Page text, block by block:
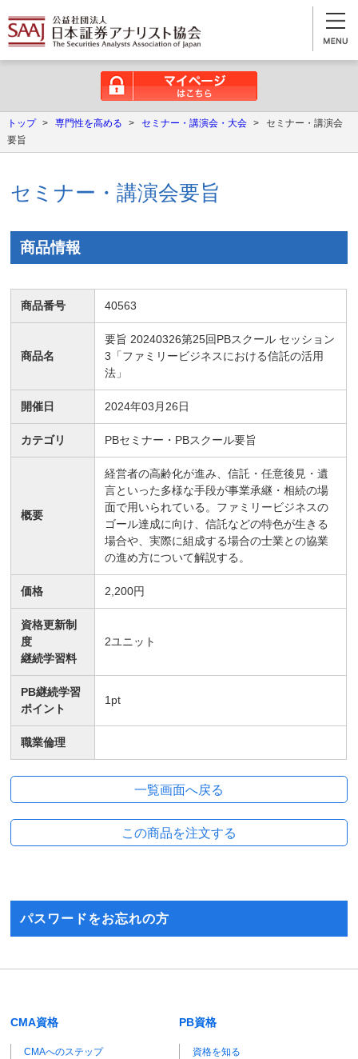
トップ > 専門性を高める > セミナー・講演会・大会 >
セミナー・講演会
要旨
セミナー・講演会要旨
商品情報
商品番号 40563
商品名
要旨 20240326第25回PBスクール セッション
3「ファミリービジネスにおける信託の活用
法」
開催日 2024年03月26日
カテゴリ PBセミナー・PBスクール要旨
概要
経営者の高齢化が進み、信託・任意後見・遺
言といった多様な手段が事業承継・相続の場
面で用いられている。ファミリービジネスの
ゴール達成に向け、信託などの特色が生きる
場合や、実際に組成する場合の士業との協業
の進め方について解説する。
価格 2,200円
資格更新制
度
継続学習料
2ユニット
PB継続学習
ポイント
1 pt
職業倫理
パスワードをお忘れの方
CMA資格
CMAへのステップ
PB資格
資格を知る